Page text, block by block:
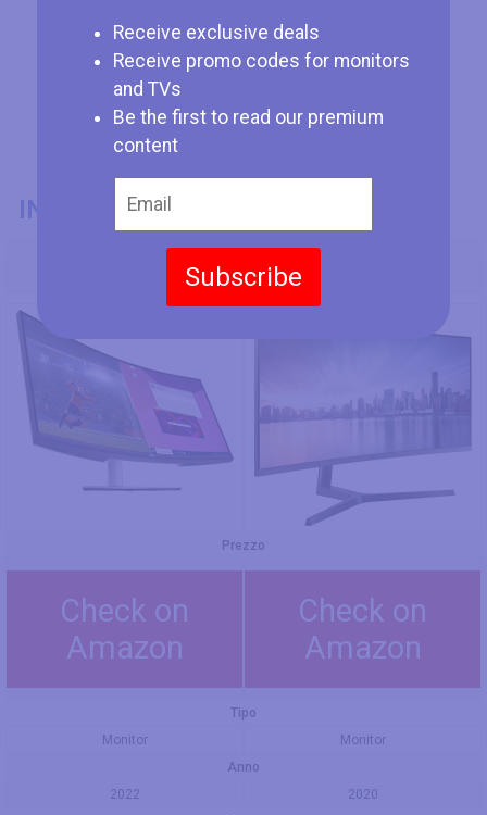
Receive exclusive deals
Receive promo codes for monitors
and TVs
Be the first to read our premium
content
Subscribe
INFORMAZIONI GENERALI
Codice Modello
Samsung C34H890WG
Prezzo
Check on
Amazon
Check on
Amazon
Tipo
Monitor
Monitor
Anno
2022
2020